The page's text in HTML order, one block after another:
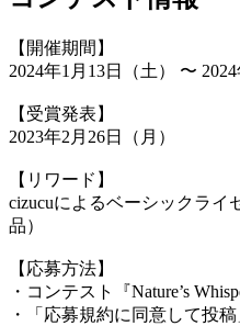
【開催期間】
2024年1月13日（土） 〜 2024
【受賞発表】
2023年2月26日（月）
【リワード】
cizucuによるベーシックライ
品）
【応募方法】
・コンテスト『Nature’s
・「応募規約に同意して投